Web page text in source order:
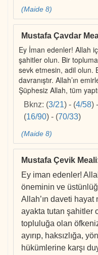
(Maide 8)
Mustafa Çavdar
Ey İman edenler! Allah
şahitler olun. Bir
sevk etmesin, adil olun.
davranıştır. Allah’ın
Şüphesiz Allah, tüm
Bknz: (3/21) - (4/58) -
(16/90) - (70/33)
(Maide 8)
Mustafa Çevik Meali
Ey iman edenler!
öneminin ve
Allah’ın daveti hayat
ayakta tutan şahitler
topluluğa olan
ayırıp, haksızlığa,
hükümlerine karşı